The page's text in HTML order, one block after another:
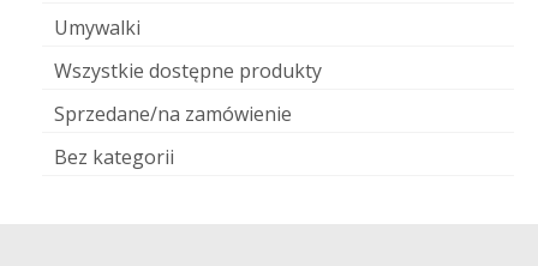
Umywalki
Wszystkie dostępne produkty
Sprzedane/na zamówienie
Bez kategorii